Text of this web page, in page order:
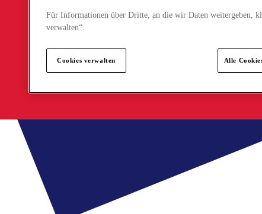
Für Informationen über Dritte, an die wir Daten weitergeben,
verwalten“.
Cookies verwalten Alle